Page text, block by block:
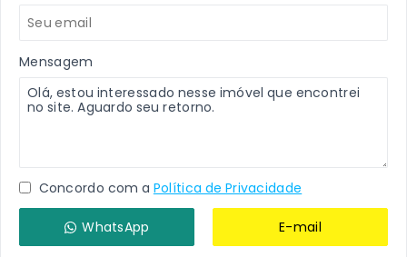
Mensagem
Concordo com a Política de Privacidade
WhatsApp E-mail